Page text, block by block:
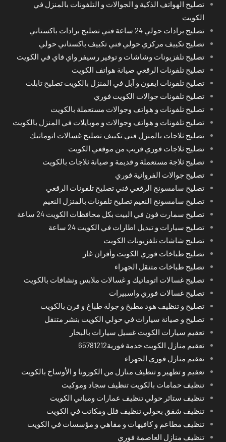
تصليح الهواتف الذكية و الجوالات و التلفونات بالمنزل في
الكويت
تصليح برادات حولي 24 ساعة فني تصليح برادات باكستاني
تصليح تكييف مركزي حولي فني تكييف باكستاني حولي
تصليح تلفزيونات وشاشات و توفير رسيفر واي فاي في الكويت
تصليح تلفونات الرقعي صيانة هواتف الكويت
تصليح تلفونات ايفون و آبل في المنزل بالكويت تصليح تابلت
تصليح تلفونات جوالات الكويت فوري
تصليح تلفونات و هواتف وجوالات مستعملة بالكويت
تصليح تلفونات و هواتف وجوالات و موبايلات في المنزل بالكويت
تصليح ثلاجات بالمنزل فني تكييف تصليح غسالات اتوماتيك
تصليح ثلاجات فوري قريب من موقعي الكويت
تصليح ثلاجة مستعملة و قديمة و صيانة ثلاجات بالكويت
تصليح جوالات الفروانية فوري
تصليح سامسونج الرقعي فني تصليح تلفونات الرقعي
تصليح سامسونج النعيم تصليح تلفونات بالمنزل النعيم
تصليح سمارت فون في البيت بكل محافظات الكويت 24 ساعة
تصليح سيارات و تبديل اطارات في الكويت 24 ساعة
تصليح شاشات تلفزيونات الكويت
تصليح طباخات فوري الكويت وأفران غاز
تصليح طباخات متنقل الجهراء
تصليح غسالات اتوماتيك و غسالات ملابس ونشافات بالكويت
تصليح غسالات فوري واسبيرات
تصليح و تنظيف هود مطبخ و جولة طباخ و فرن بالكويت
تصليح و صيانة سيارات في حولي الكويت بنشر متنقل
تعقيم سيارات الكويت غسيل سيارات بالبخار
تعقيم منازل الكويت خدمة فورية65781212
تعقيم منازل فوري الجهراء
تعقيم و تطهير و تنظيف منازل من الكورونا و الأوساخ بالكويت
تنظيف حمامات بالكويت تنظيف سجاد وموكيت
تنظيف ستائر حولي تنظيف عمارات ومباني الكويت
تنظيف شقق بحولي تنظيف فلل ومكاتب في الكويت
تنظيف مطاعم و كافيهات و مقاهي و مؤسسات في الكويت
تنظيف منازل العاصمة فوري